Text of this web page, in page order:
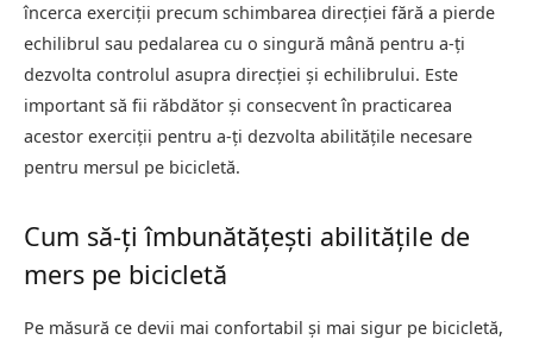
încerca exerciții precum schimbarea direcției fără a pierde
echilibrul sau pedalarea cu o singură mână pentru a-ți
dezvolta controlul asupra direcției și echilibrului. Este
important să fii răbdător și consecvent în practicarea
acestor exerciții pentru a-ți dezvolta abilitățile necesare
pentru mersul pe bicicletă.
Cum să-ți îmbunătățești abilitățile de
mers pe bicicletă
Pe măsură ce devii mai confortabil și mai sigur pe bicicletă,